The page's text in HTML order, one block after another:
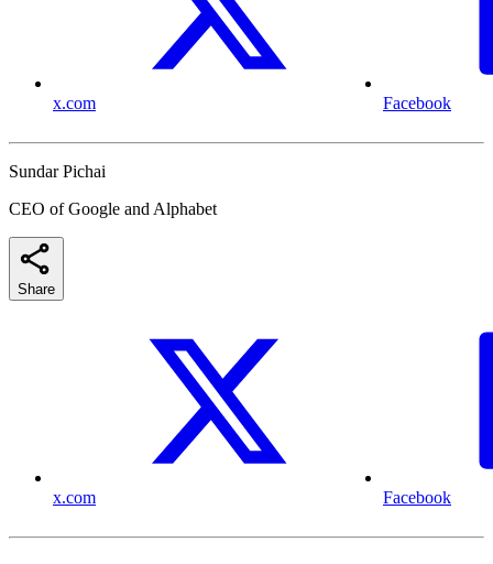
x.com Facebook
Sundar Pichai
CEO of Google and Alphabet
Share
x.com Facebook